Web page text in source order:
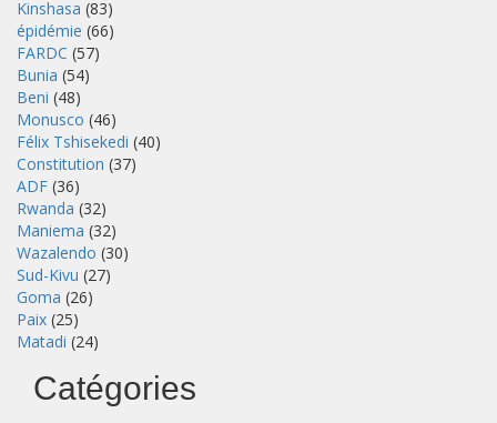
Kinshasa (83)
épidémie (66)
FARDC (57)
Bunia (54)
Beni (48)
Monusco (46)
Félix Tshisekedi (40)
Constitution (37)
ADF (36)
Rwanda (32)
Maniema (32)
Wazalendo (30)
Sud-Kivu (27)
Goma (26)
Paix (25)
Matadi (24)
Catégories